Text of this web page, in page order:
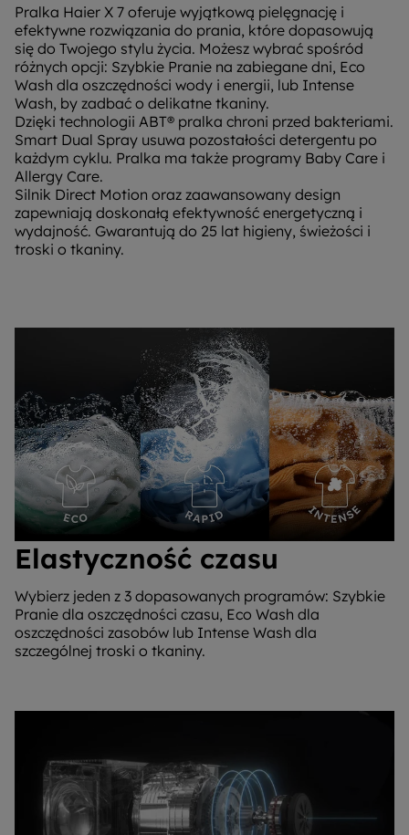
Pralka Haier X 7 oferuje wyjątkową pielęgnację i
efektywne rozwiązania do prania, które dopasowują
się do Twojego stylu życia. Możesz wybrać spośród
różnych opcji: Szybkie Pranie na zabiegane dni, Eco
Wash dla oszczędności wody i energii, lub Intense
Wash, by zadbać o delikatne tkaniny.
Dzięki technologii ABT® pralka chroni przed bakteriami.
Smart Dual Spray usuwa pozostałości detergentu po
każdym cyklu. Pralka ma także programy Baby Care i
Allergy Care.
Silnik Direct Motion oraz zaawansowany design
zapewniają doskonałą efektywność energetyczną i
wydajność. Gwarantują do 25 lat higieny, świeżości i
troski o tkaniny.
Elastyczność czasu
Wybierz jeden z 3 dopasowanych programów: Szybkie
Pranie dla oszczędności czasu, Eco Wash dla
oszczędności zasobów lub Intense Wash dla
szczególnej troski o tkaniny.